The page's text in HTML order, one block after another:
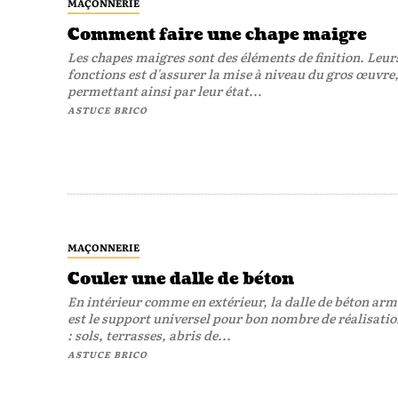
MAÇONNERIE
Comment faire une chape maigre
Les chapes maigres sont des éléments de finition.
fonctions est d'assurer la mise à niveau du gros œuvre,
permettant ainsi par leur état...
ASTUCE BRICO
MAÇONNERIE
Couler une dalle de béton
En intérieur comme en extérieur, la dalle de béton
est le support universel pour bon nombre de
: sols, terrasses, abris de...
ASTUCE BRICO